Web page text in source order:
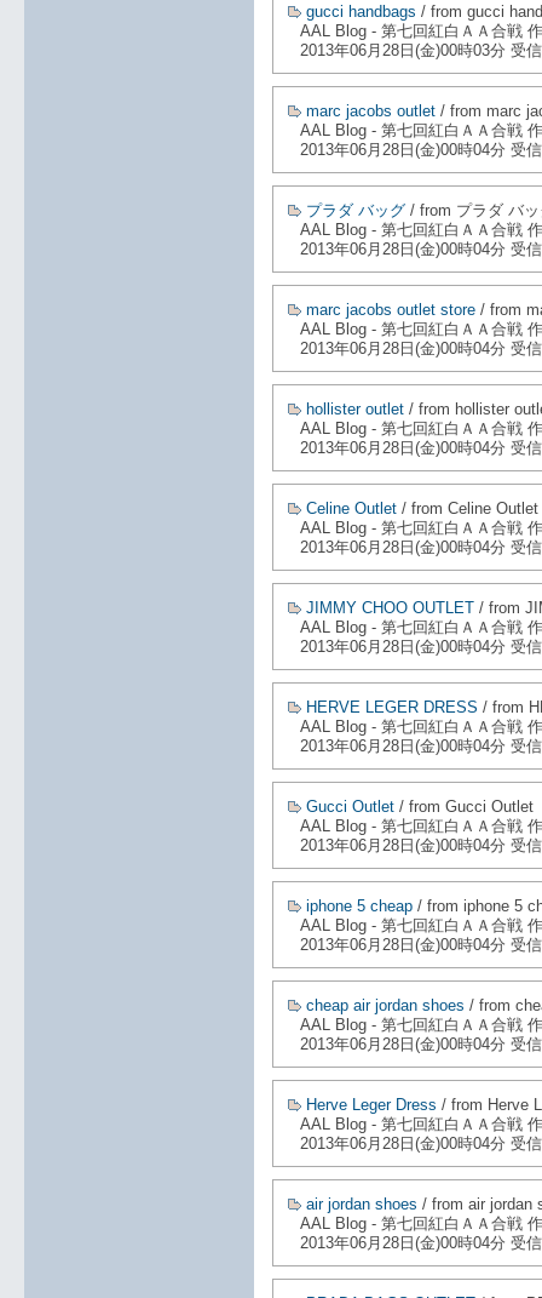
gucci handbags / from gucci
AAL Blog - 第七回紅白ＡＡ合戦
2013年06月28日(金)00時03分 受信
marc jacobs outlet / from marc
AAL Blog - 第七回紅白ＡＡ合戦
2013年06月28日(金)00時04分 受信
プラダ バッグ / from プラダ バ
AAL Blog - 第七回紅白ＡＡ合戦
2013年06月28日(金)00時04分 受信
marc jacobs outlet store / from
AAL Blog - 第七回紅白ＡＡ合戦
2013年06月28日(金)00時04分 受信
hollister outlet / from hollister
AAL Blog - 第七回紅白ＡＡ合戦
2013年06月28日(金)00時04分 受信
Celine Outlet / from Celine Outlet
AAL Blog - 第七回紅白ＡＡ合戦
2013年06月28日(金)00時04分 受信
JIMMY CHOO OUTLET / from
AAL Blog - 第七回紅白ＡＡ合戦
2013年06月28日(金)00時04分 受信
HERVE LEGER DRESS / from
AAL Blog - 第七回紅白ＡＡ合戦
2013年06月28日(金)00時04分 受信
Gucci Outlet / from Gucci Outlet
AAL Blog - 第七回紅白ＡＡ合戦
2013年06月28日(金)00時04分 受信
iphone 5 cheap / from iphone 5
AAL Blog - 第七回紅白ＡＡ合戦
2013年06月28日(金)00時04分 受信
cheap air jordan shoes / from
AAL Blog - 第七回紅白ＡＡ合戦
2013年06月28日(金)00時04分 受信
Herve Leger Dress / from Herve
AAL Blog - 第七回紅白ＡＡ合戦
2013年06月28日(金)00時04分 受信
air jordan shoes / from air jordan
AAL Blog - 第七回紅白ＡＡ合戦
2013年06月28日(金)00時04分 受信